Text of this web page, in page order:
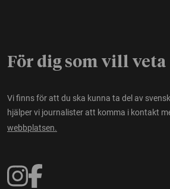
För dig som vill veta
Vi finns för att du ska kunna ta del av
hjälper vi journalister att komma i kontakt
webbplatsen.